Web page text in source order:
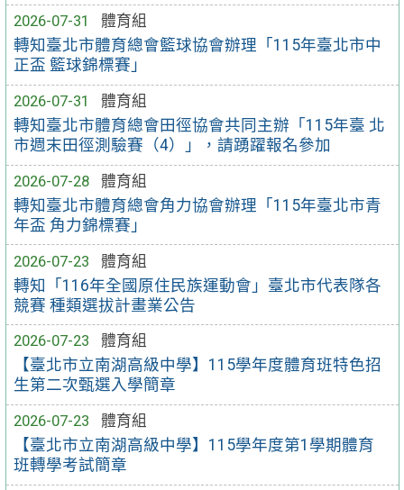
2026-07-31
體育組
轉知臺北市體育總會籃球協會辦理「115年臺北市中
正盃 籃球錦標賽」
2026-07-31
體育組
轉知臺北市體育總會田徑協會共同主辦「115年臺 北
市週末田徑測驗賽（4）」，請踴躍報名參加
2026-07-28
體育組
轉知臺北市體育總會角力協會辦理「115年臺北市青
年盃 角力錦標賽」
2026-07-23
體育組
轉知「116年全國原住民族運動會」臺北市代表隊各
競賽 種類選拔計畫業公告
2026-07-23
體育組
【臺北市立南湖高級中學】115學年度體育班特色招
生第二次甄選入學簡章
2026-07-23
體育組
【臺北市立南湖高級中學】115學年度第1學期體育
班轉學考試簡章